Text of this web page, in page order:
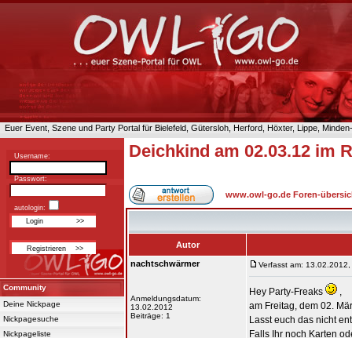
Euer Event, Szene und Party Portal für Bielefeld, Gütersloh, Herford, Höxter, Lippe,
Username:
Passwort:
autologin:
Community
Deine Nickpage
Nickpagesuche
Nickpageliste
Deichkind am 02.03.12 im
www.owl-go.de Foren-
Autor
nachtschwärmer
Anmeldungsdatum:
13.02.2012
Beiträge: 1
Verfasst am:
Hey Party-Freaks
,
am Freitag, dem 02.
Lasst euch das nicht
Falls Ihr noch Karten